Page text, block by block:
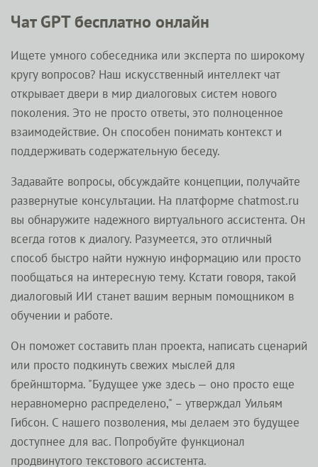
Чат GPT бесплатно онлайн
Ищете умного собеседника или эксперта по широкому
кругу вопросов? Наш искусственный интеллект чат
открывает двери в мир диалоговых систем нового
поколения. Это не просто ответы, это полноценное
взаимодействие. Он способен понимать контекст и
поддерживать содержательную беседу.
Задавайте вопросы, обсуждайте концепции, получайте
развернутые консультации. На платформе chatmost.ru
вы обнаружите надежного виртуального ассистента. Он
всегда готов к диалогу. Разумеется, это отличный
способ быстро найти нужную информацию или просто
пообщаться на интересную тему. Кстати говоря, такой
диалоговый ИИ станет вашим верным помощником в
обучении и работе.
Он поможет составить план проекта, написать сценарий
или просто подкинуть свежих мыслей для
брейншторма. "Будущее уже здесь — оно просто еще
неравномерно распределено," – утверждал Уильям
Гибсон. С нашего позволения, мы делаем это будущее
доступнее для вас. Попробуйте функционал
продвинутого текстового ассистента.